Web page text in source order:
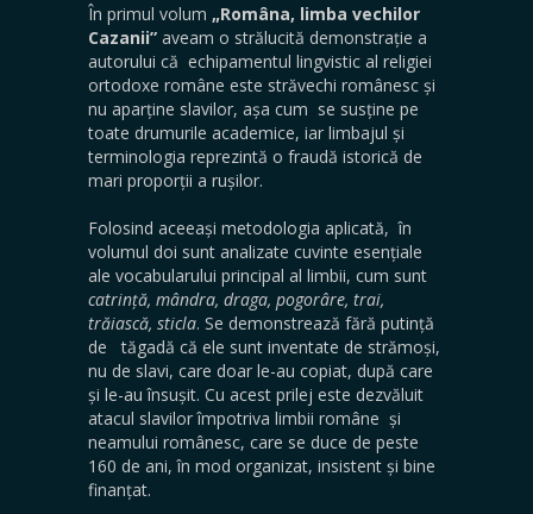
În primul volum „Româna, limba vechilor
Cazanii” aveam o strălucită demonstrație a
autorului că echipamentul lingvistic al religiei
ortodoxe române este străvechi românesc și
nu aparține slavilor, așa cum se susține pe
toate drumurile academice, iar limbajul și
terminologia reprezintă o fraudă istorică de
mari proporții a rușilor.
Folosind aceeași metodologia aplicată, în
volumul doi sunt analizate cuvinte esențiale
ale vocabularului principal al limbii, cum sunt
catrință, mândra, draga, pogorâre, trai,
trăiască, sticla. Se demonstrează fără putință
de tăgadă că ele sunt inventate de strămoși,
nu de slavi, care doar le-au copiat, după care
și le-au însușit. Cu acest prilej este dezvăluit
atacul slavilor împotriva limbii române și
neamului românesc, care se duce de peste
160 de ani, în mod organizat, insistent și bine
finanțat.